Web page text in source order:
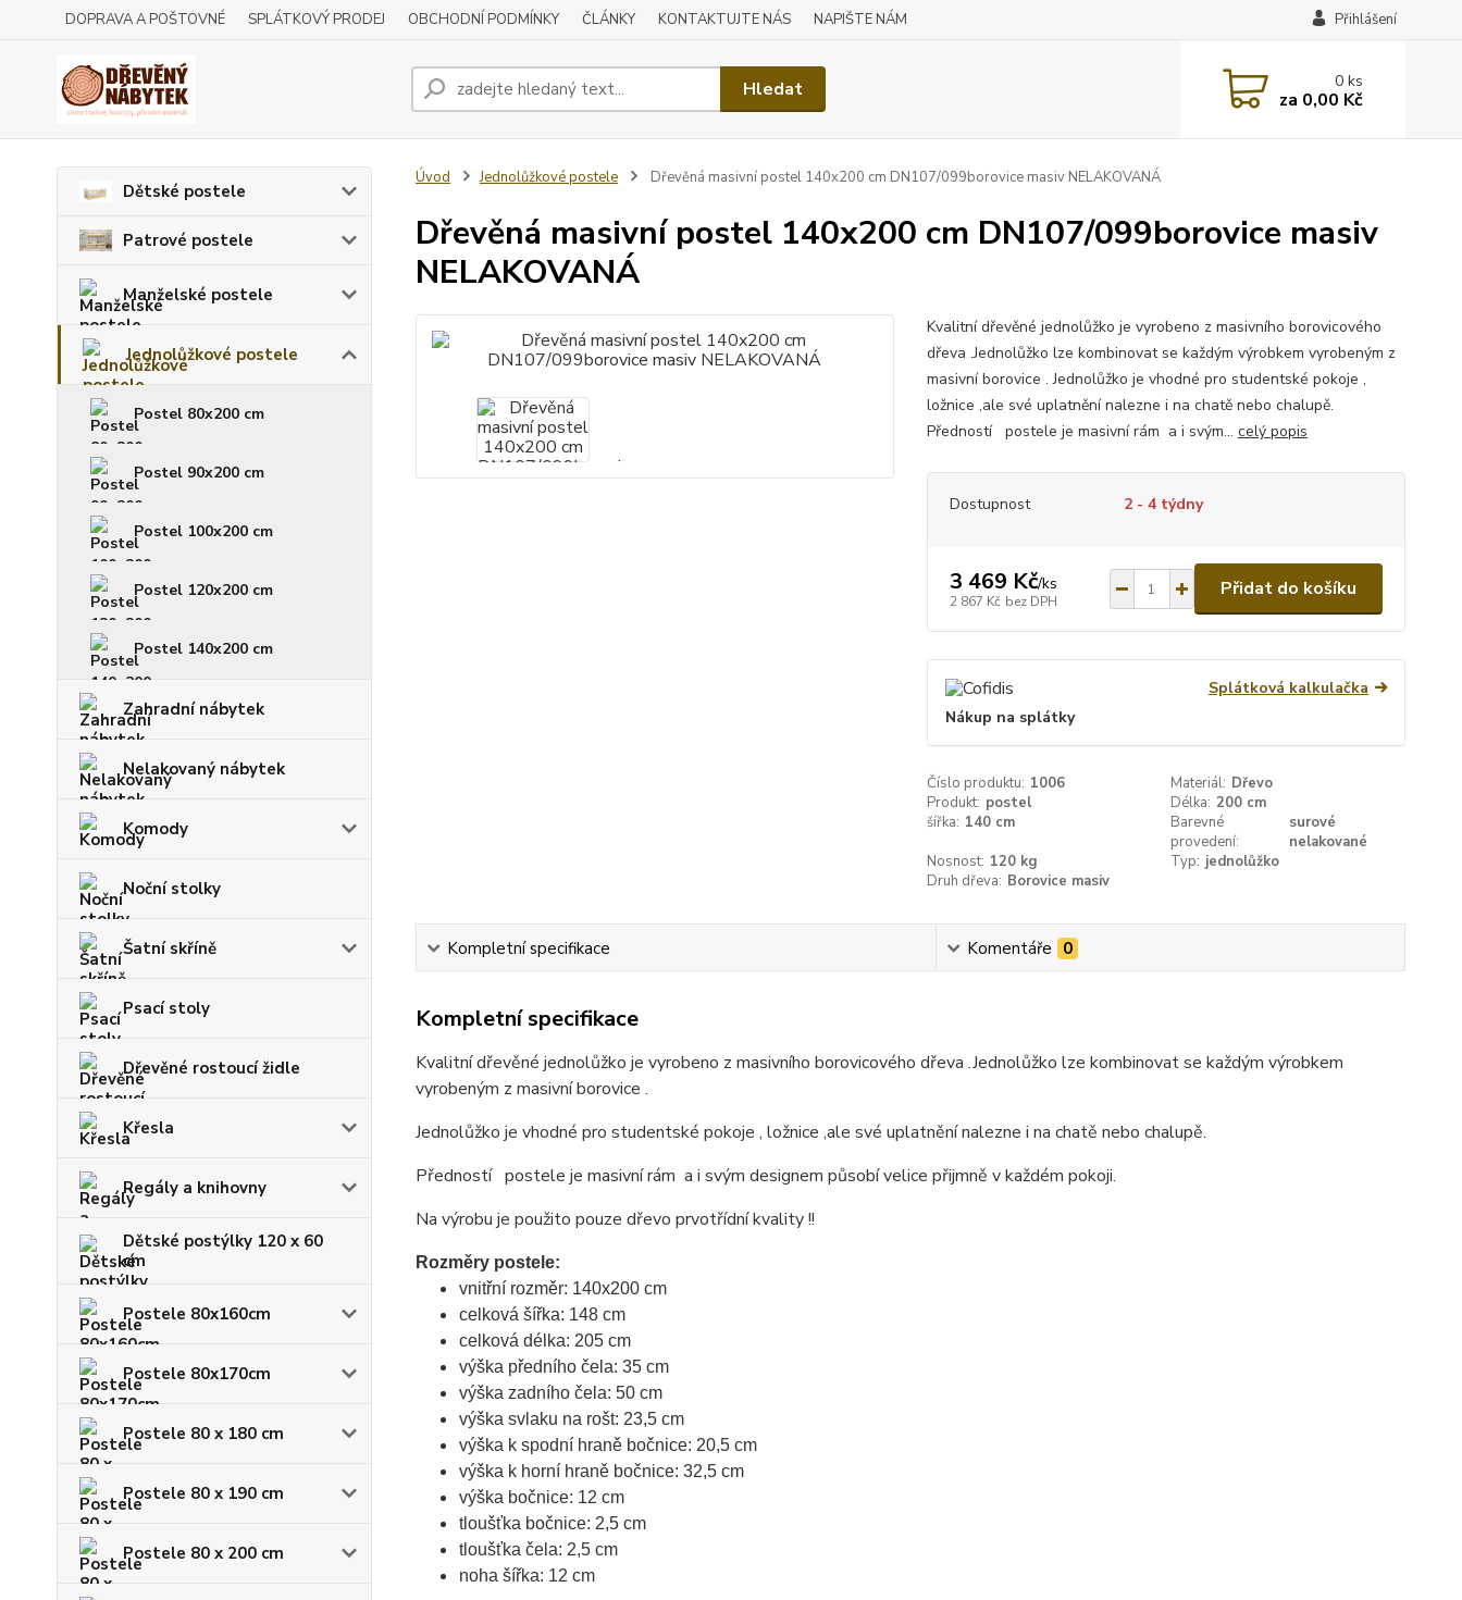
DOPRAVA A POŠTOVNÉ SPLÁTKOVÝ PRODEJ OBCHODNÍ PODMÍNKY ČLÁNKY KONTAKTUJTE NÁS NAPIŠTE NÁM Přihlášení
Hledat 0ks
za 0,00 Kč
Dětské postele
Patrové postele
Manželské postele
Jednolůžkové postele
Postel 80x200 cm
Postel 90x200 cm
Postel 100x200 cm
Postel 120x200 cm
Postel 140x200 cm
Zahradní nábytek
Nelakovaný nábytek
Komody
Noční stolky
Šatní skříně
Psací stoly
Dřevěné rostoucí židle
Křesla
Regály a knihovny
Dětské postýlky 120 x 60
cm
Postele 80x160cm
Postele 80x170cm
Postele 80 x 180 cm
Postele 80 x 190 cm
Postele 80 x 200 cm
Úvod Jednolůžkové postele Dřevěná masivní postel 140x200 cm DN107/099borovice masiv NELAKOVANÁ
Dřevěná masivní postel 140x200 cm DN107/099borovice masiv
NELAKOVANÁ
Kvalitní dřevěné jednolůžko je vyrobeno z masivního borovicového
dřeva .Jednolůžko lze kombinovat se každým výrobkem vyrobeným z
masivní borovice . Jednolůžko je vhodné pro studentské pokoje ,
ložnice ,ale své uplatnění nalezne i na chatě nebo chalupě.
Předností postele je masivní rám a i svým... celý popis
Dostupnost 2 - 4 týdny
3 469 Kč/ks
2 867 Kč bez DPH
Přidat do košíku
Splátková kalkulačka
Nákup na splátky
Číslo produktu: 1006 Materiál: Dřevo
Produkt: postel Délka: 200 cm
šířka: 140 cm
Barevné
provedení:
surové
nelakované
Nosnost: 120 kg Typ: jednolůžko
Druh dřeva: Borovice masiv
Kompletní specifikace Komentáře 0
Kompletní specifikace
Kvalitní dřevěné jednolůžko je vyrobeno z masivního borovicového dřeva .Jednolůžko lze kombinovat se každým výrobkem
vyrobeným z masivní borovice .
Jednolůžko je vhodné pro studentské pokoje , ložnice ,ale své uplatnění nalezne i na chatě nebo chalupě.
Předností postele je masivní rám a i svým designem působí velice přijmně v každém pokoji.
Na výrobu je použito pouze dřevo prvotřídní kvality !!
Rozměry postele:
vnitřní rozměr: 140x200 cm
celková šířka: 148 cm
celková délka: 205 cm
výška předního čela: 35 cm
výška zadního čela: 50 cm
výška svlaku na rošt: 23,5 cm
výška k spodní hraně bočnice: 20,5 cm
výška k horní hraně bočnice: 32,5 cm
výška bočnice: 12 cm
tloušťka bočnice: 2,5 cm
tloušťka čela: 2,5 cm
noha šířka: 12 cm